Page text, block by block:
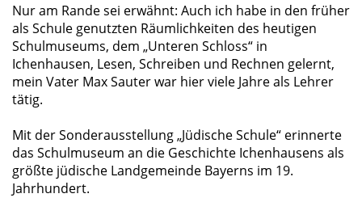
Nur am Rande sei erwähnt: Auch ich habe in den früher
als Schule genutzten Räumlichkeiten des heutigen
Schulmuseums, dem „Unteren Schloss“ in
Ichenhausen, Lesen, Schreiben und Rechnen gelernt,
mein Vater Max Sauter war hier viele Jahre als Lehrer
tätig.
Mit der Sonderausstellung „Jüdische Schule“ erinnerte
das Schulmuseum an die Geschichte Ichenhausens als
größte jüdische Landgemeinde Bayerns im 19.
Jahrhundert.